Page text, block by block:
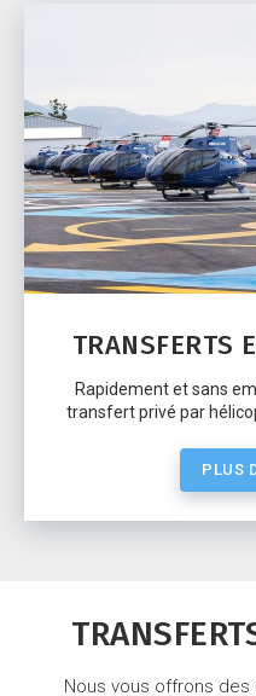
TRANSFERTS
Rapidement et sans
transfert privé par
PLUS
Nous vous offrons